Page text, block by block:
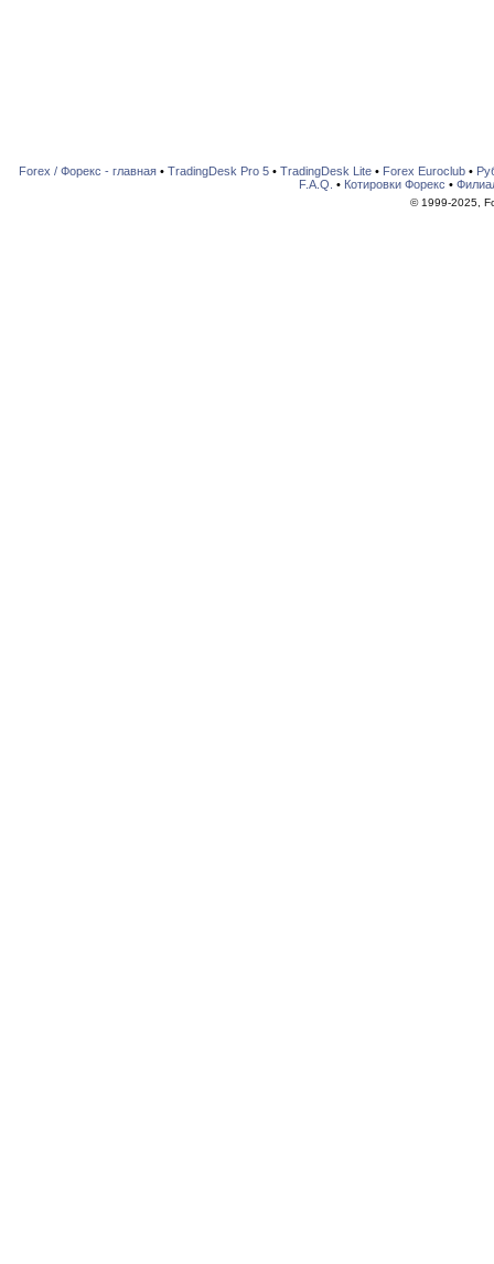
Forex / Форекс - главная• TradingDesk Pro 5• TradingDesk Lite• Forex Euroclub•
F.A.Q. • Котировки Форекс •
© 1999-2025,